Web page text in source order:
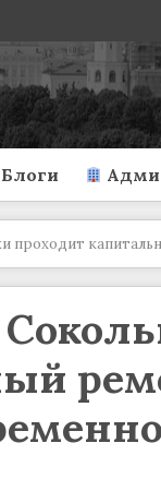
Блоги
проходит